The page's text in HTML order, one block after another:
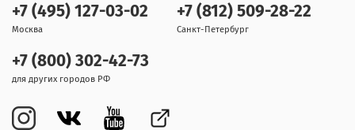
+7 (495) 127-03-02
Москва
+7 (812) 509-28-22
Санкт-Петербург
+7 (800) 302-42-73
для других городов РФ